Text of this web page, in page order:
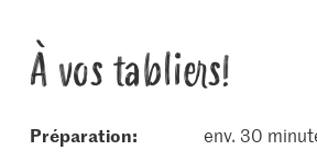
À vos tabliers!
Préparation: env. 30